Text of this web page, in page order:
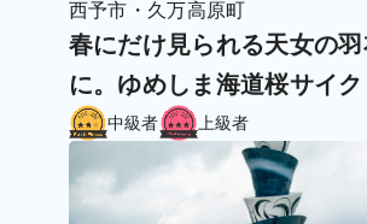
西予市・久万高原町
春にだけ見られる天女の
に。ゆめしま海道桜サイ
中級者 上級者